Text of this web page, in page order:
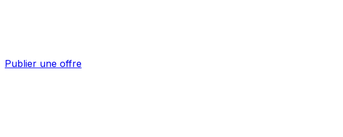
Publier une offre